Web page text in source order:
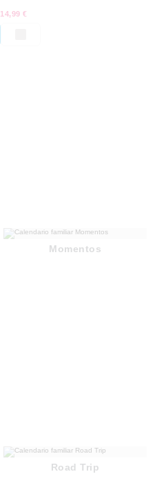
14,99 €
Momentos
Road Trip